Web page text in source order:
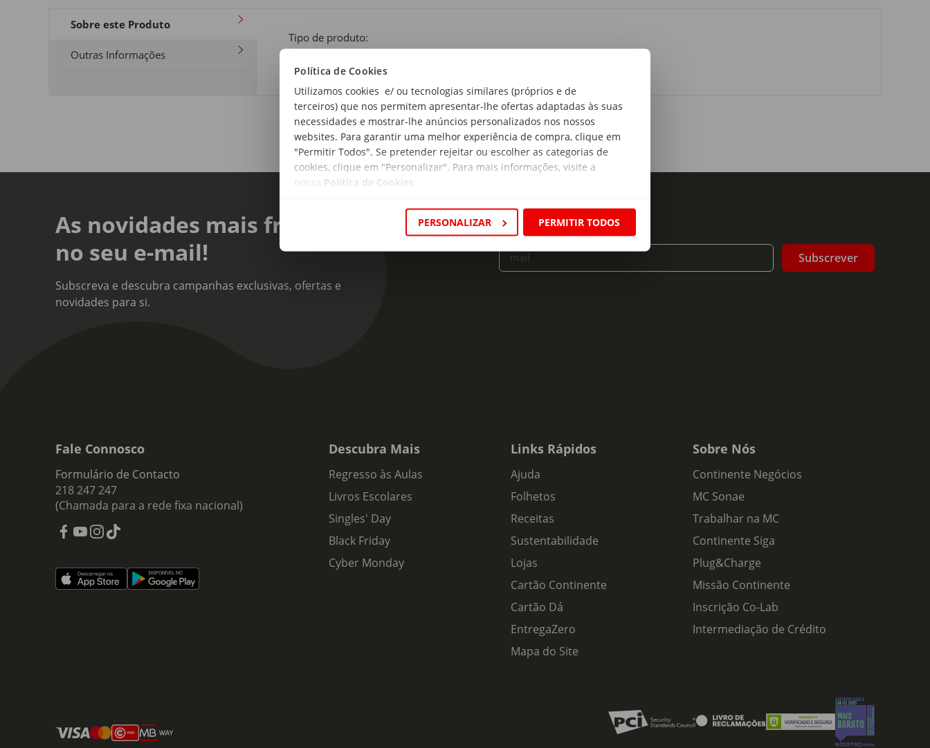
Política de Cookies
Utilizamos cookies e/ ou tecnologias similares (próprios e de
terceiros) que nos permitem apresentar-lhe ofertas adaptadas às suas
necessidades e mostrar-lhe anúncios personalizados nos nossos
websites. Para garantir uma melhor experiência de compra, clique em
"Permitir Todos". Se pretender rejeitar ou escolher as categorias de
cookies, clique em "Personalizar". Para mais informações, visite a
nossa Política de Cookies
PERSONALIZAR PERMITIR TODOS
Sobre este Produto
Outras Informações
Tipo de produto:
Espumante
As novidades mais frescas
no seu e-mail!
Subscreva e descubra campanhas exclusivas, ofertas e
novidades para si.
mail
Subscrever
Fale Connosco
Formulário de Contacto
218 247 247
(Chamada para a rede fixa nacional)
Descubra Mais
Regresso às Aulas
Livros Escolares
Singles' Day
Black Friday
Cyber Monday
Links Rápidos
Ajuda
Folhetos
Receitas
Sustentabilidade
Lojas
Cartão Continente
Cartão Dá
EntregaZero
Mapa do Site
Sobre Nós
Continente Negócios
MC Sonae
Trabalhar na MC
Continente Siga
Plug&Charge
Missão Continente
Inscrição Co-Lab
Intermediação de Crédito